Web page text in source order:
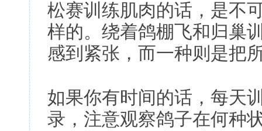
松赛训练肌肉的话，是不
样的。绕着鸽棚飞和归巢
感到紧张，而一种则是把
如果你有时间的话，每天
录，注意观察鸽子在何种